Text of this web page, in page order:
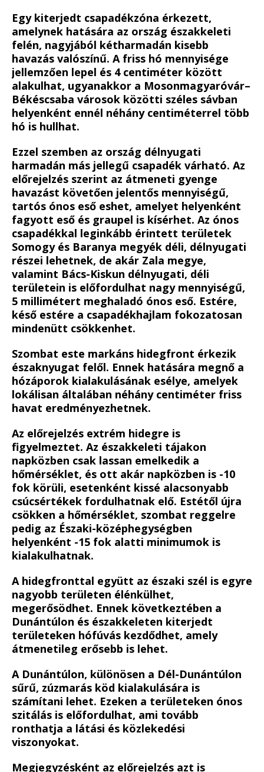
Egy kiterjedt csapadékzóna érkezett,
amelynek hatására az ország északkeleti
felén, nagyjából kétharmadán kisebb
havazás valószínű. A friss hó mennyisége
jellemzően lepel és 4 centiméter között
alakulhat, ugyanakkor a Mosonmagyaróvár–
Békéscsaba városok közötti széles sávban
helyenként ennél néhány centiméterrel több
hó is hullhat.
Ezzel szemben az ország délnyugati
harmadán más jellegű csapadék várható. Az
előrejelzés szerint az átmeneti gyenge
havazást követően jelentős mennyiségű,
tartós ónos eső eshet, amelyet helyenként
fagyott eső és graupel is kísérhet. Az ónos
csapadékkal leginkább érintett területek
Somogy és Baranya megyék déli, délnyugati
részei lehetnek, de akár Zala megye,
valamint Bács-Kiskun délnyugati, déli
területein is előfordulhat nagy mennyiségű,
5 millimétert meghaladó ónos eső. Estére,
késő estére a csapadékhajlam fokozatosan
mindenütt csökkenhet.
Szombat este markáns hidegfront érkezik
északnyugat felől. Ennek hatására megnő a
hózáporok kialakulásának esélye, amelyek
lokálisan általában néhány centiméter friss
havat eredményezhetnek.
Az előrejelzés extrém hidegre is
figyelmeztet. Az északkeleti tájakon
napközben csak lassan emelkedik a
hőmérséklet, és ott akár napközben is -10
fok körüli, esetenként kissé alacsonyabb
csúcsértékek fordulhatnak elő. Estétől újra
csökken a hőmérséklet, szombat reggelre
pedig az Északi-középhegységben
helyenként -15 fok alatti minimumok is
kialakulhatnak.
A hidegfronttal együtt az északi szél is egyre
nagyobb területen élénkülhet,
megerősödhet. Ennek következtében a
Dunántúlon és északkeleten kiterjedt
területeken hófúvás kezdődhet, amely
átmenetileg erősebb is lehet.
A Dunántúlon, különösen a Dél-Dunántúlon
sűrű, zúzmarás köd kialakulására is
számítani lehet. Ezeken a területeken ónos
szitálás is előfordulhat, ami tovább
ronthatja a látási és közlekedési
viszonyokat.
Megjegyzésként az előrejelzés azt is